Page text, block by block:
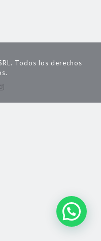
Todos los derechos